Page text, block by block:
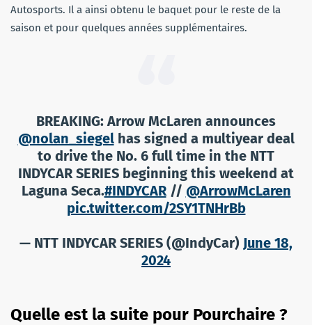
Autosports. Il a ainsi obtenu le baquet pour le reste de la
saison et pour quelques années supplémentaires.
BREAKING: Arrow McLaren announces
@nolan_siegelhas signed a multiyear deal
to drive the No. 6 full time in the NTT
INDYCAR SERIES beginning this weekend at
Laguna Seca.#INDYCAR// @ArrowMcLaren
pic.twitter.com/2SY1TNHrBb
— NTT INDYCAR SERIES (@IndyCar) June 18,
2024
Quelle est la suite pour Pourchaire ?